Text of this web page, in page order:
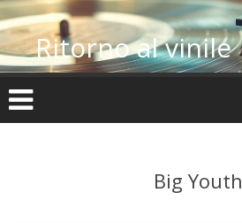
Vai
al
contenutoRitorno al vinile
Big Youth